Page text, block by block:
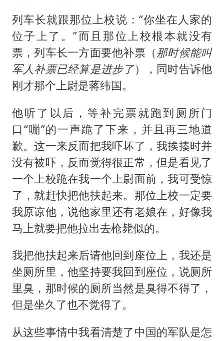
列车长就跟那位上校说：“你坐在人家的
位子上了。”而且那位上校根本就没有
票，列车长一方面要他补票（那时候能叫
军人补票已经算是进步了），同时告诉他
刚才那个上尉是蒋纬国。
他听了以后，等补完票就跑到厕所门
口“嘣”的一声跪了下来，并且再三地道
歉。这一来反而把我吓坏了，我挨揍时并
没有被吓，反而觉得很正常，但是看见了
一个上校跪在我一个上尉面前，我可受惊
了，就赶快把他扶起来。那位上校一定要
我原谅他，说他家里还有老娘在，好像我
马上就要把他拉出去枪毙似的。
我把他扶起来后请他回到座位上，我还是
坐厕所里，他坚持要我回到座位，说厕所
里臭，那时候的厕所当然是臭得不得了，
但是坐久了也不觉得了。
从这些事情中我看清楚了中国的军队是怎